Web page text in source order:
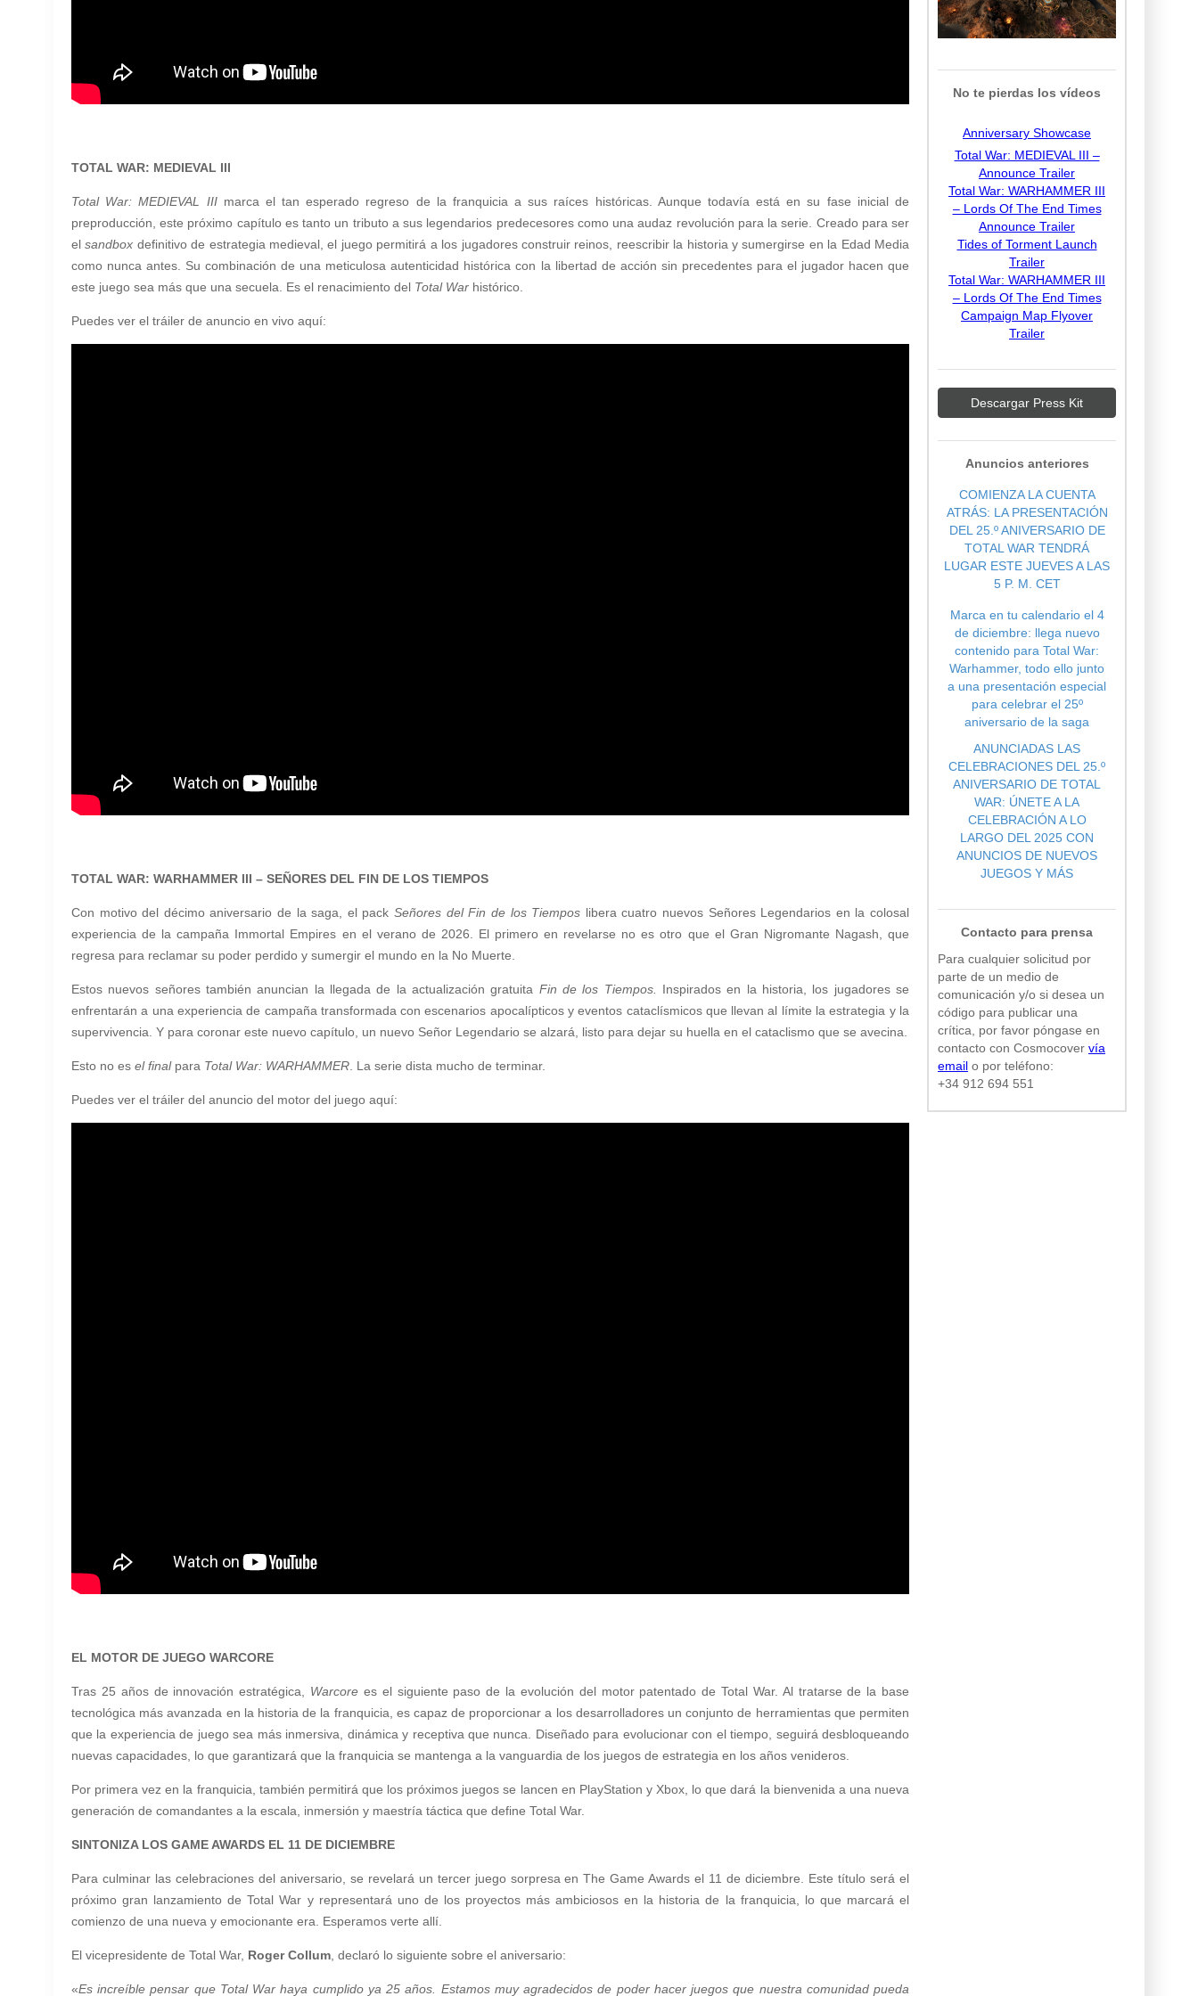
TOTAL WAR: MEDIEVAL III
Total War: MEDIEVAL III marca el tan esperado regreso de la franquicia a sus raíces históricas. Aunque todavía está en su fase inicial de
preproducción, este próximo capítulo es tanto un tributo a sus legendarios predecesores como una audaz revolución para la serie. Creado para ser
elsandbox definitivo de estrategia medieval, el juego permitirá a los jugadores construir reinos, reescribir la historia y sumergirse en la Edad Media
como nunca antes. Su combinación de una meticulosa autenticidad histórica con la libertad de acción sin precedentes para el jugador hacen que
este juego sea más que una secuela. Es el renacimiento del Total War histórico.
Puedes ver el tráiler de anuncio en vivo aquí:
TOTAL WAR: WARHAMMER III – SEÑORES DEL FIN DE LOS TIEMPOS
Con motivo del décimo aniversario de la saga, el pack Señores del Fin de los Tiempos libera cuatro nuevos Señores Legendarios en la colosal
experiencia de la campaña Immortal Empires en el verano de 2026. El primero en revelarse no es otro que el Gran Nigromante Nagash, que
regresa para reclamar su poder perdido y sumergir el mundo en la No Muerte.
Estos nuevos señores también anuncian la llegada de la actualización gratuita Fin de los Tiempos. Inspirados en la historia, los jugadores se
enfrentarán a una experiencia de campaña transformada con escenarios apocalípticos y eventos cataclísmicos que llevan al límite la estrategia y la
supervivencia. Y para coronar este nuevo capítulo, un nuevo Señor Legendario se alzará, listo para dejar su huella en el cataclismo que se avecina.
Esto no es el finalpara Total War: WARHAMMER . La serie dista mucho de terminar.
Puedes ver el tráiler del anuncio del motor del juego aquí:
EL MOTOR DE JUEGO WARCORE
Tras 25 años de innovación estratégica, Warcore es el siguiente paso de la evolución del motor patentado de Total War. Al tratarse de la base
tecnológica más avanzada en la historia de la franquicia, es capaz de proporcionar a los desarrolladores un conjunto de herramientas que permiten
que la experiencia de juego sea más inmersiva, dinámica y receptiva que nunca. Diseñado para evolucionar con el tiempo, seguirá desbloqueando
nuevas capacidades, lo que garantizará que la franquicia se mantenga a la vanguardia de los juegos de estrategia en los años venideros.
Por primera vez en la franquicia, también permitirá que los próximos juegos se lancen en PlayStation y Xbox, lo que dará la bienvenida a una nueva
generación de comandantes a la escala, inmersión y maestría táctica que define Total War.
SINTONIZA LOS GAME AWARDS EL 11 DE DICIEMBRE
Para culminar las celebraciones del aniversario, se revelará un tercer juego sorpresa en The Game Awards el 11 de diciembre. Este título será el
próximo gran lanzamiento de Total War y representará uno de los proyectos más ambiciosos en la historia de la franquicia, lo que marcará el
comienzo de una nueva y emocionante era. Esperamos verte allí.
El vicepresidente de Total War, Roger Collum , declaró lo siguiente sobre el aniversario:
«Es increíble pensar que Total War haya cumplido ya 25 años. Estamos muy agradecidos de poder hacer juegos que nuestra comunidad pueda
No te pierdas los vídeos
Anniversary Showcase
Total War: MEDIEVAL III –
Announce Trailer
Total War: WARHAMMER III
– Lords Of The End Times
Announce Trailer
Tides of Torment Launch
Trailer
Total War: WARHAMMER III
– Lords Of The End Times
Campaign Map Flyover
Trailer
Descargar Press Kit
Anuncios anteriores
COMIENZA LA CUENTA
ATRÁS: LA PRESENTACIÓN
DEL 25.º ANIVERSARIO DE
TOTAL WAR TENDRÁ
LUGAR ESTE JUEVES A LAS
5 P. M. CET
Marca en tu calendario el 4
de diciembre: llega nuevo
contenido para Total War:
Warhammer, todo ello junto
a una presentación especial
para celebrar el 25º
aniversario de la saga
ANUNCIADAS LAS
CELEBRACIONES DEL 25.º
ANIVERSARIO DE TOTAL
WAR: ÚNETE A LA
CELEBRACIÓN A LO
LARGO DEL 2025 CON
ANUNCIOS DE NUEVOS
JUEGOS Y MÁS
Contacto para prensa
Para cualquier solicitud por
parte de un medio de
comunicación y/o si desea un
código para publicar una
crítica, por favor póngase en
contacto con Cosmocover vía
email o por teléfono:
+34 912 694 551